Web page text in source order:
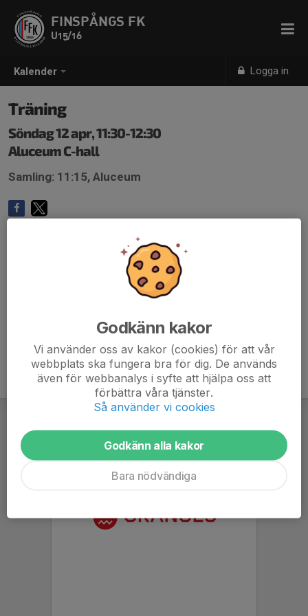
Kalender Logga in
FINSPÅNGS FK
U15/16
Träning
Söndag 12 apr, 11:30-12:30
Aluceum C-hall
Samling: 11:15, Aluceum
Godkänn kakor
Vi använder oss av kakor (cookies) för att vår
webbplats ska fungera bra för dig. De används
även för webbanalys i syfte att hjälpa oss att
förbättra våra tjänster.
Så använder vi cookies
Godkänn alla kakor
Bara nödvändiga